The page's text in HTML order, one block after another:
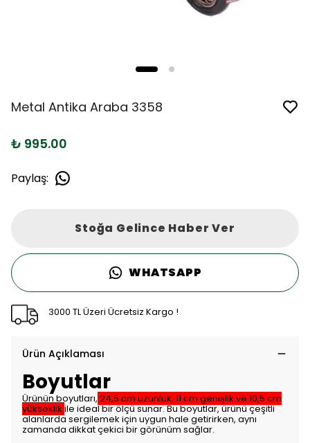
Metal Antika Araba 3358
₺ 995.00
Paylaş:
Stoğa Gelince Haber Ver
WHATSAPP
3000 TL Üzeri Ücretsiz Kargo !
Ürün Açıklaması
Boyutlar
Ürünün boyutları, 24,5 cm uzunluk, 11 cm genişlik ve 10,5 cm
yükseklik ile ideal bir ölçü sunar. Bu boyutlar, ürünü çeşitli
alanlarda sergilemek için uygun hale getirirken, aynı
zamanda dikkat çekici bir görünüm sağlar.